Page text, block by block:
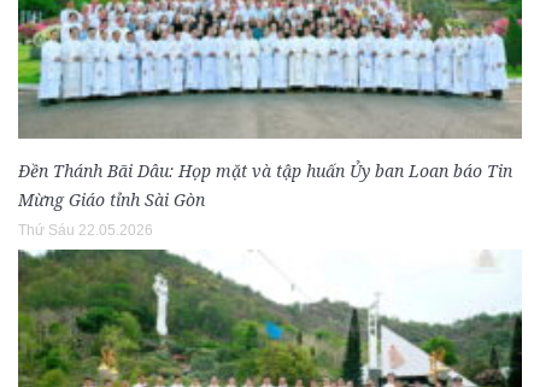
Đền Thánh Bãi Dâu: Họp mặt và tập huấn Ủy ban Loan báo Tin
Mừng Giáo tỉnh Sài Gòn
Thứ Sáu 22.05.2026